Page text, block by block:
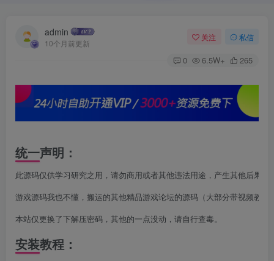
admin
10个月前更新
关注 私信
0 6.5W+ 265
统一声明：
此源码仅供学习研究之用，请勿商用或者其他违法用途，产生其他后果与
游戏源码我也不懂，搬运的其他精品游戏论坛的源码（大部分带视频教程
本站仅更换了下解压密码，其他的一点没动，请自行查毒。
安装教程：